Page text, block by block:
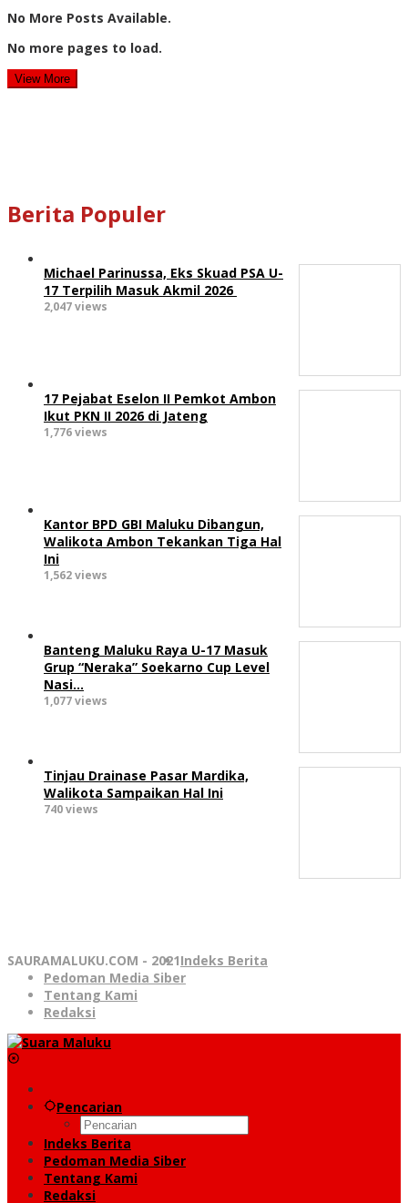
No More Posts Available.
No more pages to load.
View More
Berita Populer
Michael Parinussa, Eks Skuad PSA U-
17 Terpilih Masuk Akmil 2026
2,047 views
17 Pejabat Eselon II Pemkot Ambon
Ikut PKN II 2026 di Jateng
1,776 views
Kantor BPD GBI Maluku Dibangun,
Walikota Ambon Tekankan Tiga Hal
Ini
1,562 views
Banteng Maluku Raya U-17 Masuk
Grup “Neraka” Soekarno Cup Level
Nasi…
1,077 views
Tinjau Drainase Pasar Mardika,
Walikota Sampaikan Hal Ini
740 views
SAURAMALUKU.COM - 2021Indeks Berita
Pedoman Media Siber
Tentang Kami
Redaksi
Pencarian
Indeks Berita
Pedoman Media Siber
Tentang Kami
Redaksi